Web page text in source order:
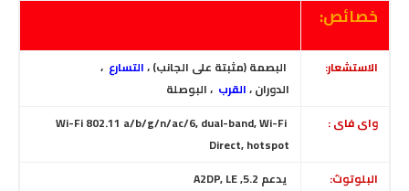
خصائص:
الاستشعار: البصمة (مثبتة على الجانب) ،التسارع ،
الدوران،القرب ، البوصلة
واى فاى :
Wi-Fi 802.11 a/b/g/n/ac/6, dual-band, Wi-Fi
Direct, hotspot
البلوتوث:
يدعم 5.2, A2DP, LE